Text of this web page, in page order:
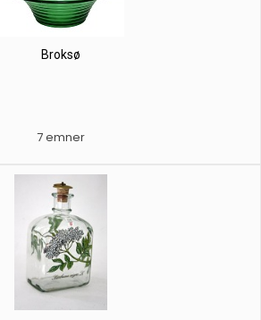
Broksø
7 emner